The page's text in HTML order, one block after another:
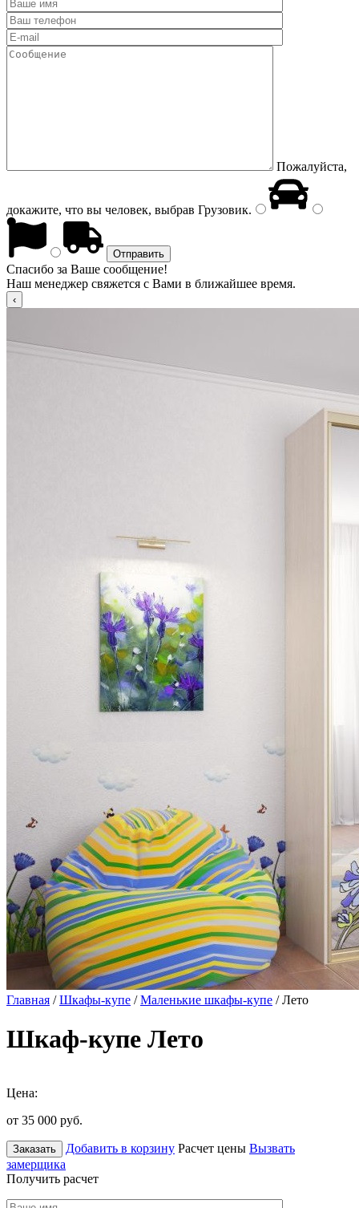
Пожалуйста,
докажите, что вы человек, выбрав Грузовик.
Спасибо за Ваше сообщение!
Наш менеджер свяжется с Вами в ближайшее время.
Главная /Шкафы-купе /Маленькие шкафы-купе / Лето
Шкаф-купе Лето
Цена:
от 35 000 руб.
Заказать Добавить в корзину Расчет цены Вызвать
замерщика
Получить расчет